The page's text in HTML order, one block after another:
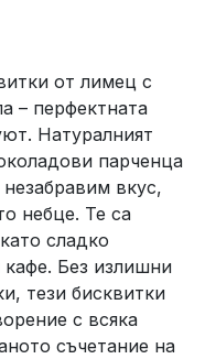
от лимец с
– перфектната
Натуралният
парченца
вкус,
небце. Те са
сладко
Без излишни
тези бисквитки
с всяка
съчетание на